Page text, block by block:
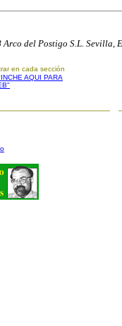
del Postigo S.L. Sevilla,
en cada sección
AQUI PARA